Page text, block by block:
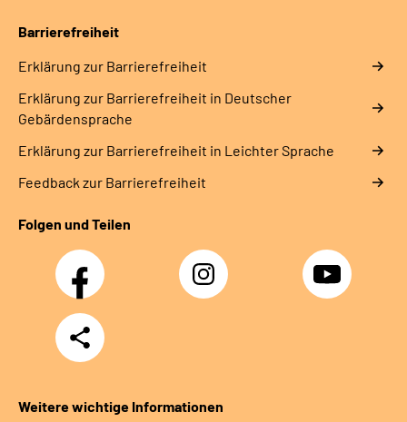
Barrierefreiheit
Erklärung zur Barrierefreiheit
Erklärung zur Barrierefreiheit in Deutscher
Gebärdensprache
Erklärung zur Barrierefreiheit in Leichter Sprache
Feedback zur Barrierefreiheit
Folgen und Teilen
Facebook Instagram YouTube
Teilen
Weitere wichtige Informationen